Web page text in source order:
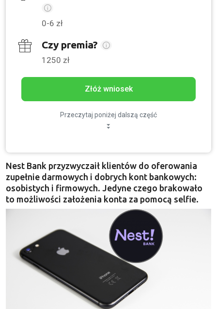
0-6 zł
Czy premia?
1250 zł
Złóż wniosek
Przeczytaj poniżej dalszą część
Nest Bank przyzwyczaił klientów do oferowania
zupełnie darmowych i dobrych kont bankowych:
osobistych i firmowych. Jedyne czego brakowało
to możliwości założenia konta za pomocą selfie.